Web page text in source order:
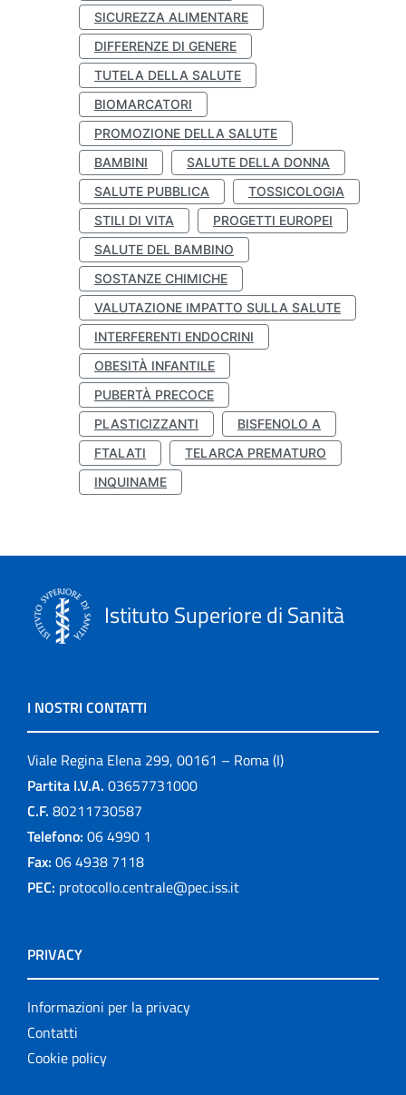
SICUREZZA ALIMENTARE
DIFFERENZE DI GENERE
TUTELA DELLA SALUTE
BIOMARCATORI
PROMOZIONE DELLA SALUTE
BAMBINI
SALUTE DELLA DONNA
SALUTE PUBBLICA
TOSSICOLOGIA
STILI DI VITA
PROGETTI EUROPEI
SALUTE DEL BAMBINO
SOSTANZE CHIMICHE
VALUTAZIONE IMPATTO SULLA SALUTE
INTERFERENTI ENDOCRINI
OBESITÀ INFANTILE
PUBERTÀ PRECOCE
PLASTICIZZANTI
BISFENOLO A
FTALATI
TELARCA PREMATURO
INQUINAME
Istituto Superiore di Sanità
I NOSTRI CONTATTI
Viale Regina Elena 299, 00161 – Roma (I)
Partita I.V.A. 03657731000
C.F. 80211730587
Telefono: 06 4990 1
Fax: 06 4938 7118
PEC: protocollo.centrale@pec.iss.it
PRIVACY
Informazioni per la privacy
Contatti
Cookie policy